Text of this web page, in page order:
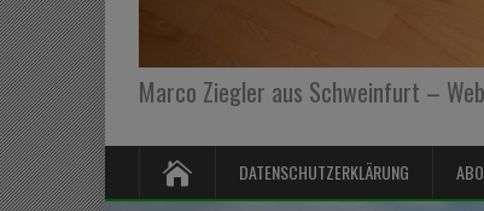
Marco Ziegler aus Schweinfurt –
DATENSCHUTZERKLÄRUNG